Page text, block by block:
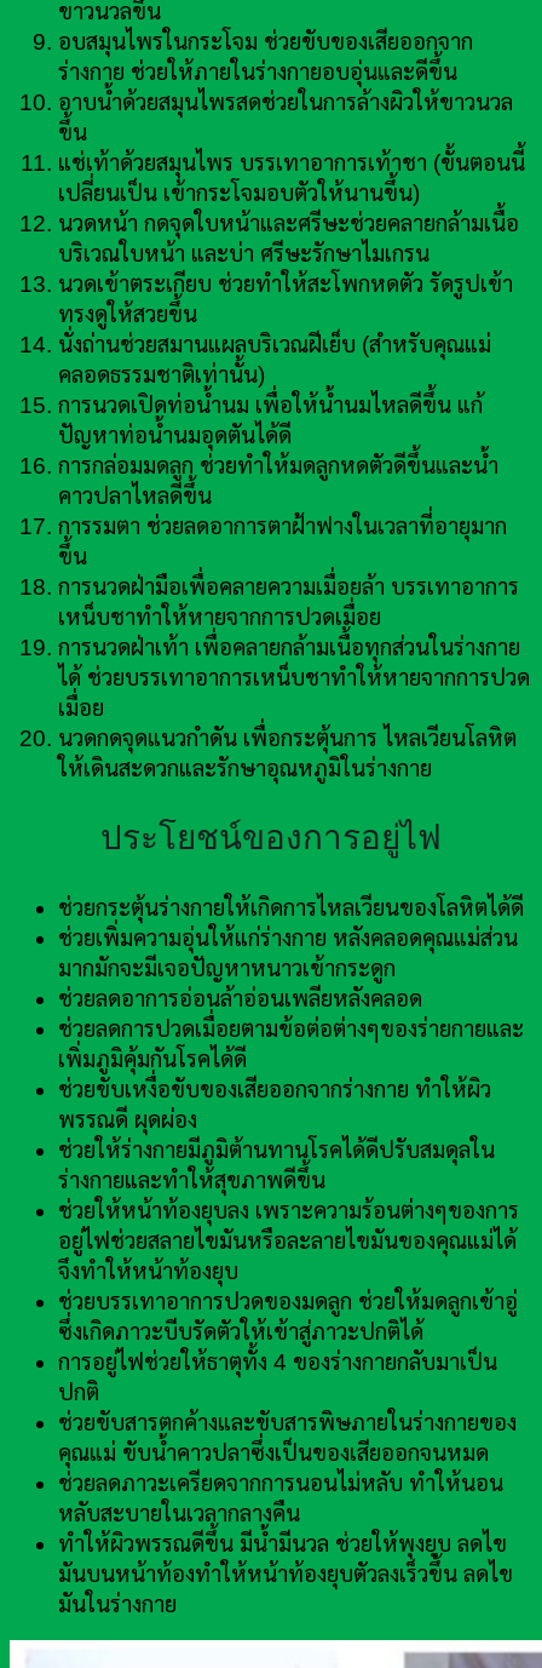
ขาวนวลขึ้น
อบสมุนไพรในกระโจม ช่วยขับของเสียออกจาก
ร่างกาย ช่วยให้ภายในร่างกายอบอุ่นและดีขึ้น
อาบน้ำด้วยสมุนไพรสดช่วยในการล้างผิวให้ขาวนวล
ขึ้น
แช่เท้าด้วยสมุนไพร บรรเทาอาการเท้าชา (ขั้นตอนนี้
เปลี่ยนเป็น เข้ากระโจมอบตัวให้นานขึ้น)
นวดหน้า กดจุดใบหน้าและศรีษะช่วยคลายกล้ามเนื้อ
บริเวณใบหน้า และบ่า ศรีษะรักษาไมเกรน
นวดเข้าตระเกียบ ช่วยทำให้สะโพกหดตัว รัดรูปเข้า
ทรงดูให้สวยขึ้น
นั่งถ่านช่วยสมานแผลบริเวณฝีเย็บ (สำหรับคุณแม่
คลอดธรรมชาติเท่านั้น)
การนวดเปิดท่อน้ำนม เพื่อให้น้ำนมไหลดีขึ้น แก้
ปัญหาท่อน้ำนมอุดตันได้ดี
การกล่อมมดลูก ช่วยทำให้มดลูกหดตัวดีขึ้นและน้ำ
คาวปลาไหลดีขึ้น
การรมตา ช่วยลดอาการตาฝ้าฟางในเวลาที่อายุมาก
ขึ้น
การนวดฝ่ามือเพื่อคลายความเมื่อยล้า บรรเทาอาการ
เหน็บชาทำให้หายจากการปวดเมื่อย
การนวดฝ่าเท้า เพื่อคลายกล้ามเนื้อทุกส่วนในร่างกาย
ได้ ช่วยบรรเทาอาการเหน็บชาทำให้หายจากการปวด
เมื่อย
นวดกดจุดแนวกำดัน เพื่อกระตุ้นการ ไหลเวียนโลหิต
ให้เดินสะดวกและรักษาอุณหภูมิในร่างกาย
ประโยชน์ของการอยู่ไฟ
ช่วยกระตุ้นร่างกายให้เกิดการไหลเวียนของโลหิตได้ดี
ช่วยเพิ่มความอุ่นให้แก่ร่างกาย หลังคลอดคุณแม่ส่วน
มากมักจะมีเจอปัญหาหนาวเข้ากระดูก
ช่วยลดอาการอ่อนล้าอ่อนเพลียหลังคลอด
ช่วยลดการปวดเมื่อยตามข้อต่อต่างๆของร่ายกายและ
เพิ่มภูมิคุ้มกันโรคได้ดี
ช่วยขับเหงื่อขับของเสียออกจากร่างกาย ทำให้ผิว
พรรณดี ผุดผ่อง
ช่วยให้ร่างกายมีภูมิต้านทานโรคได้ดีปรับสมดุลใน
ร่างกายและทำให้สุขภาพดีขึ้น
ช่วยให้หน้าท้องยุบลง เพราะความร้อนต่างๆของการ
อยู่ไฟช่วยสลายไขมันหรือละลายไขมันของคุณแม่ได้
จึงทำให้หน้าท้องยุบ
ช่วยบรรเทาอาการปวดของมดลูก ช่วยให้มดลูกเข้าอู่
ซึ่งเกิดภาวะบีบรัดตัวให้เข้าสู่ภาวะปกติได้
การอยู่ไฟช่วยให้ธาตุทั้ง 4 ของร่างกายกลับมาเป็น
ปกติ
ช่วยขับสารตกค้างและขับสารพิษภายในร่างกายของ
คุณแม่ ขับน้ำคาวปลาซึ่งเป็นของเสียออกจนหมด
ช่วยลดภาวะเครียดจากการนอนไม่หลับ ทำให้นอน
หลับสะบายในเวลากลางคืน
ทำให้ผิวพรรณดีขึ้น มีน้ำมีนวล ช่วยให้พุงยุบ ลดไข
มันบนหน้าท้องทำให้หน้าท้องยุบตัวลงเร็วขึ้น ลดไข
มันในร่างกาย